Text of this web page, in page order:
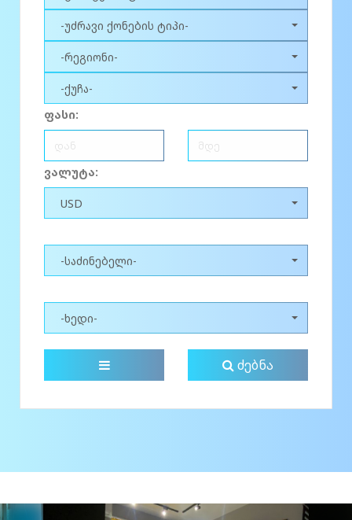
-უძრავი ქონების ტიპი-
-რეგიონი-
-ქუჩა-
ფასი:
ვალუტა:
USD
-საძინებელი-
-ხედი-
ძებნა